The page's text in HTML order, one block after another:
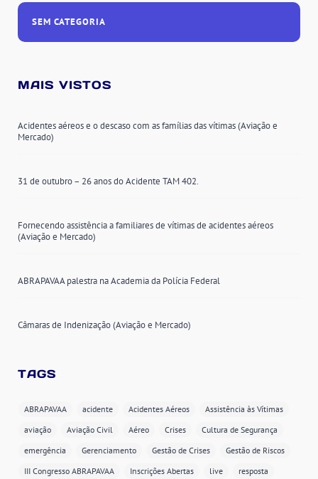
SEM CATEGORIA
MAIS VISTOS
Acidentes aéreos e o descaso com as famílias das vítimas (Aviação e
Mercado)
31 de outubro – 26 anos do Acidente TAM 402.
Fornecendo assistência a familiares de vítimas de acidentes aéreos
(Aviação e Mercado)
ABRAPAVAA palestra na Academia da Polícia Federal
Câmaras de Indenização (Aviação e Mercado)
TAGS
ABRAPAVAA acidente Acidentes Aéreos
Assistência às Vítimas
aviação
Aviação Civil Aéreo Crises
Cultura de Segurança
emergência
Gerenciamento Gestão de Crises
Gestão de Riscos
III Congresso ABRAPAVAA
Inscrições Abertas live
resposta